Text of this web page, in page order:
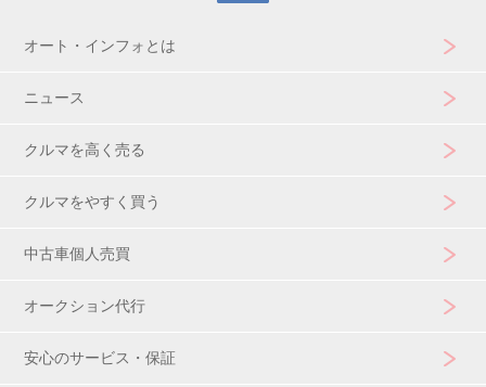
オート・インフォとは
ニュース
クルマを高く売る
クルマをやすく買う
中古車個人売買
オークション代行
安心のサービス・保証